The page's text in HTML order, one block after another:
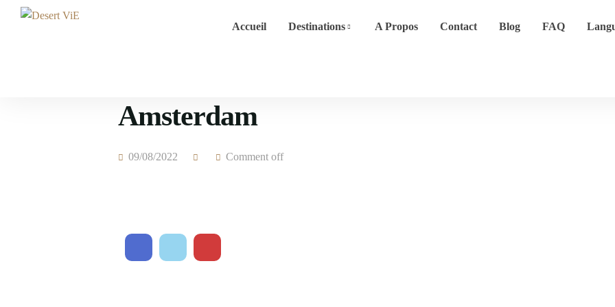
Accueil Destinations A Propos Contact Blog FAQ
Amsterdam
09/08/2022 Comment off